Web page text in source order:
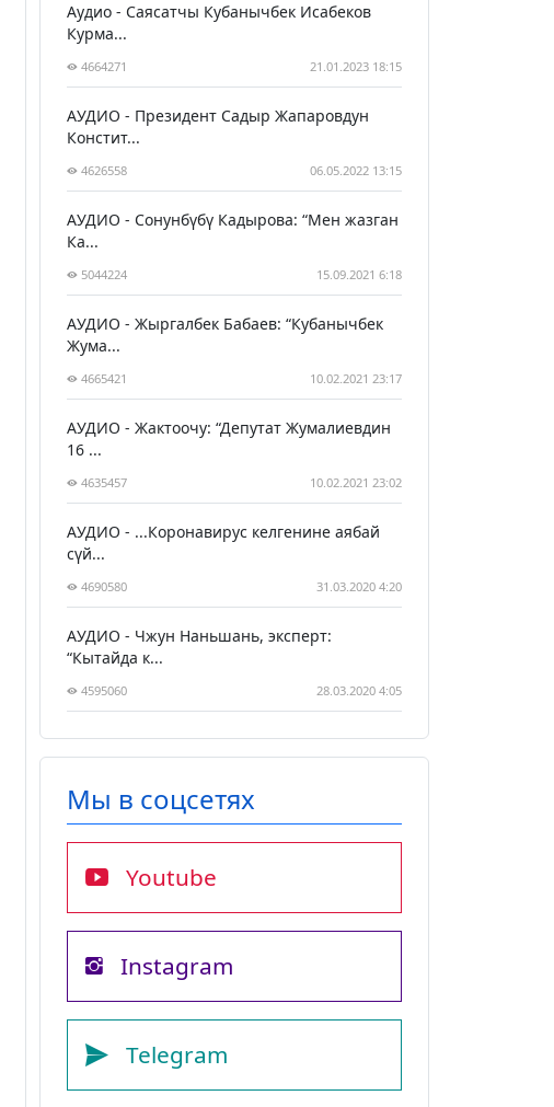
Аудио - Саясатчы Кубанычбек Исабеков
Курма...
4664271 21.01.2023 18:15
АУДИО - Президент Садыр Жапаровдун
Констит...
4626558 06.05.2022 13:15
АУДИО - Сонунбүбү Кадырова: “Мен жазган
Ка...
5044224 15.09.2021 6:18
АУДИО - Жыргалбек Бабаев: “Кубанычбек
Жума...
4665421 10.02.2021 23:17
АУДИО - Жактоочу: “Депутат Жумалиевдин
16 ...
4635457 10.02.2021 23:02
АУДИО - ...Коронавирус келгенине аябай
сүй...
4690580 31.03.2020 4:20
АУДИО - Чжун Наньшань, эксперт:
“Кытайда к...
4595060 28.03.2020 4:05
Мы в соцсетях
Youtube
Instagram
Telegram